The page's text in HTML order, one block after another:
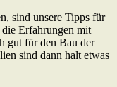
sind unsere Tipps für
Erfahrungen mit
gut für den Bau der
sind dann halt etwas